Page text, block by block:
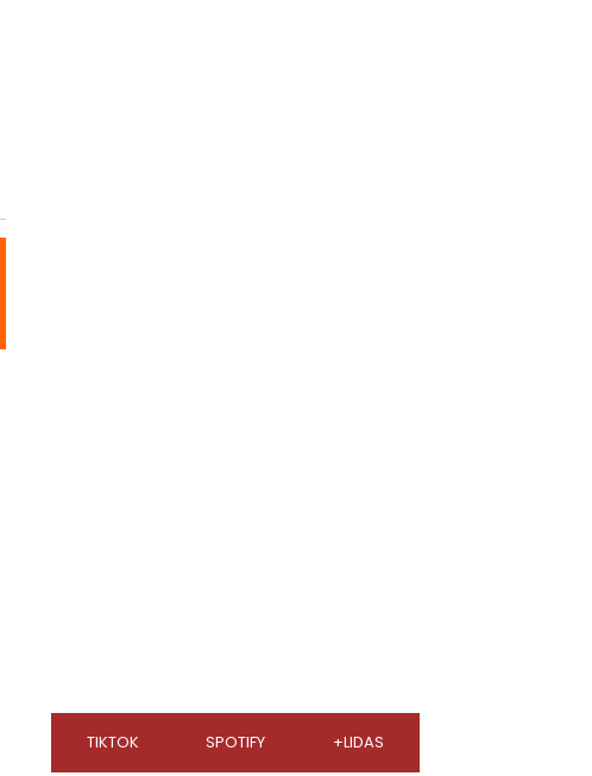
TIKTOK SPOTIFY +LIDAS